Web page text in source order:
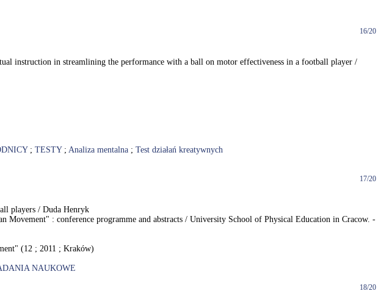
16/20
instruction in streamlining the performance with a ball on motor effectiveness in a football player /
; TESTY; Analiza mentalna ; Test działań kreatywnych
17/20
players / Duda Henryk
Movement" : conference programme and abstracts / University School of Physical Education in Cracow. -
(12 ; 2011 ; Kraków)
NAUKOWE
18/20